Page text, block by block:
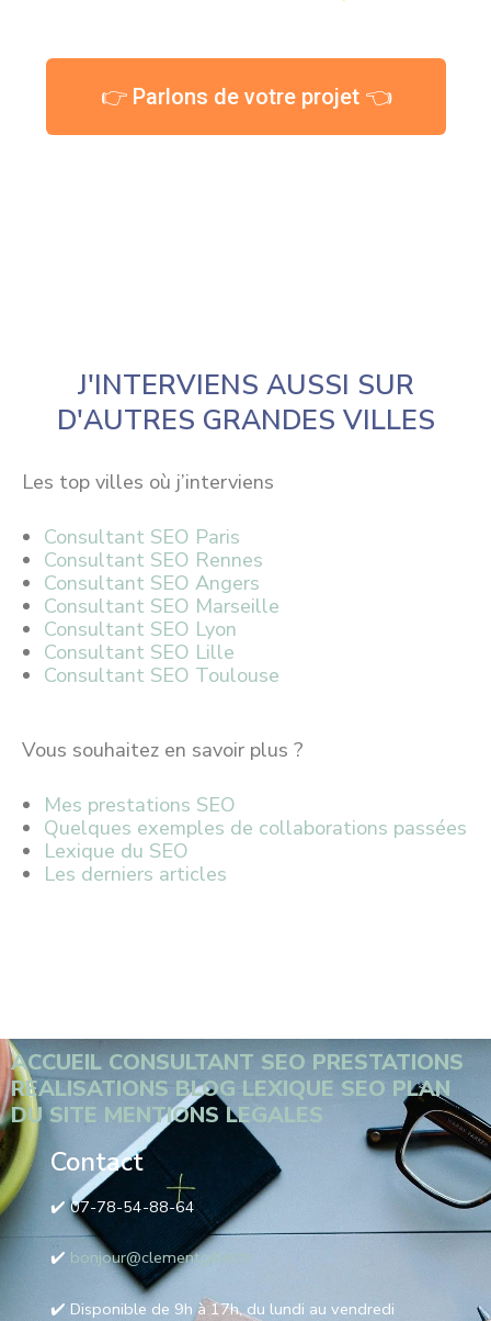
👉 Parlons de votre projet 👈
J'INTERVIENS AUSSI SUR
D'AUTRES GRANDES VILLES
Les top villes où j’interviens
Consultant SEO Paris
Consultant SEO Rennes
Consultant SEO Angers
Consultant SEO Marseille
Consultant SEO Lyon
Consultant SEO Lille
Consultant SEO Toulouse
Vous souhaitez en savoir plus ?
Mes prestations SEO
Quelques exemples de collaborations passées
Lexique du SEO
Les derniers articles
ACCUEIL CONSULTANT SEO PRESTATIONS
REALISATIONS BLOG LEXIQUE SEO PLAN
DU SITE MENTIONS LEGALES
Contact
✔️ 07-78-54-88-64
✔️ bonjour@clementgillet.fr
✔️ Disponible de 9h à 17h, du lundi au vendredi